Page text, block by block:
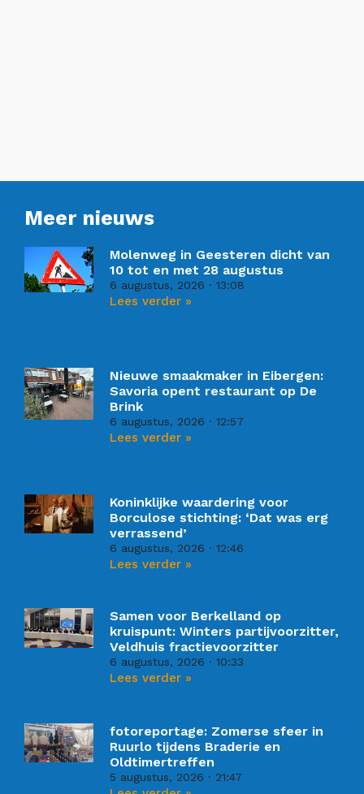
Meer nieuws
Molenweg in Geesteren dicht van
10 tot en met 28 augustus
6 augustus, 2026 13:08
Lees verder »
Nieuwe smaakmaker in Eibergen:
Savoria opent restaurant op De
Brink
6 augustus, 2026 12:57
Lees verder »
Koninklijke waardering voor
Borculose stichting: ‘Dat was erg
verrassend’
6 augustus, 2026 12:46
Lees verder »
Samen voor Berkelland op
kruispunt: Winters partijvoorzitter,
Veldhuis fractievoorzitter
6 augustus, 2026 10:33
Lees verder »
fotoreportage: Zomerse sfeer in
Ruurlo tijdens Braderie en
Oldtimertreffen
5 augustus, 2026 21:47